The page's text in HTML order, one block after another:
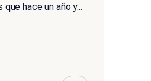
hace un año y...